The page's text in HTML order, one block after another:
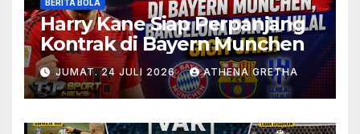
BERITA BOLA
Harry Kane Siap Perpanjang
Kontrak di Bayern Munchen
JUMAT. 24 JULI 2026 ATHENA GRETHA